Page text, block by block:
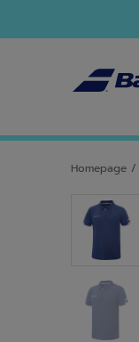
Homepage /